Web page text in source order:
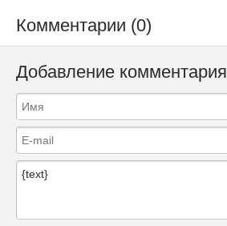
Комментарии (0)
Добавление комментария